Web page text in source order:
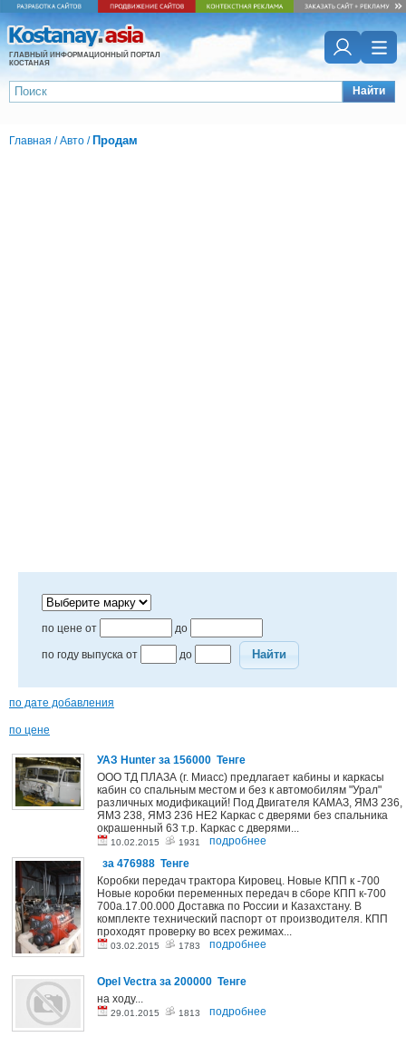
ГЛАВНЫЙ ИНФОРМАЦИОННЫЙ ПОРТАЛ
КОСТАНАЯ
Найти
Главная /Авто / Продам
по цене от до
по году выпуска от до Найти
по дате добавления
по цене
УАЗ Hunter за 156000 Тенге
ООО ТД ПЛАЗА (г. Миасс) предлагает кабины и каркасы
кабин со спальным местом и без к автомобилям "Урал"
различных модификаций! Под Двигателя КАМАЗ, ЯМЗ 236,
ЯМЗ 238, ЯМЗ 236 НЕ2 Каркас с дверями без спальника
окрашенный 63 т.р. Каркас с дверями...
10.02.2015 1931
подробнее
за 476988 Тенге
Коробки передач трактора Кировец. Новые КПП к -700
Новые коробки переменных передач в сборе КПП к-700
700a.17.00.000 Доставка по России и Казахстану. В
комплекте технический паспорт от производителя. КПП
проходят проверку во всех режимах...
03.02.2015 1783 подробнее
Opel Vectra за 200000 Тенге
на ходу...
29.01.2015 1813 подробнее